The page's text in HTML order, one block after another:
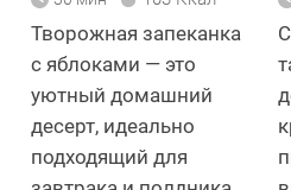
Творожная запеканка
с яблоками — это
уютный домашний
десерт, идеально
подходящий для